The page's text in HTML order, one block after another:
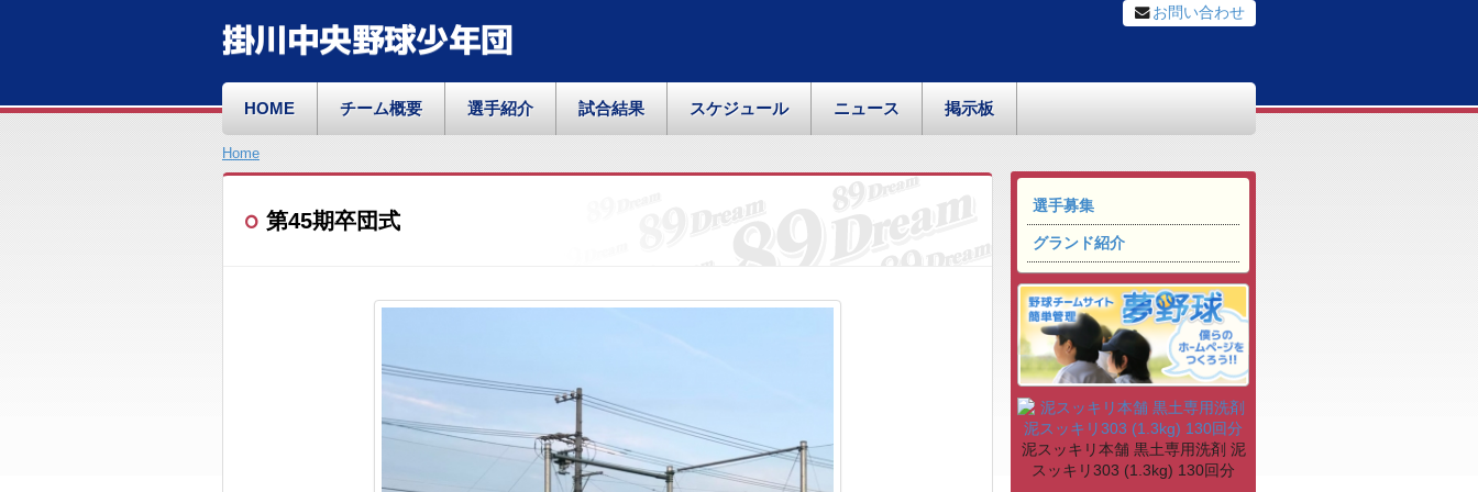
掛川中央野球少年団
お問い合わせ
HOME チーム概要 選手紹介 試合結果 スケジュール ニュース 掲示板
選手募集
グランド紹介
泥スッキリ本舗 黒土専用洗剤 泥
スッキリ303 (1.3kg) 130回分
Home
第45期卒団式